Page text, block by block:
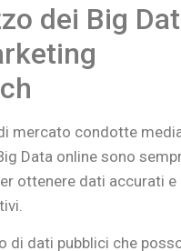
dei Big
mercato condotte
Data online sono
ottenere dati accurati e
di dati pubblici che